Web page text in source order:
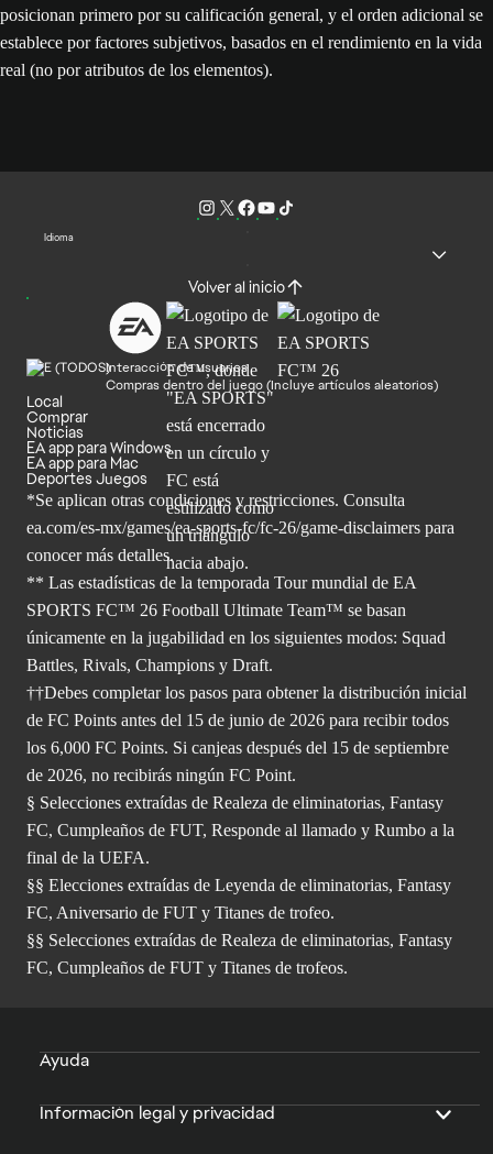
posicionan primero por su calificación general, y el orden adicional se
establece por factores subjetivos, basados en el rendimiento en la vida
real (no por atributos de los elementos).
Idioma
Volver al inicio
Interacción de usuarios
Compras dentro del juego (Incluye artículos aleatorios)
Local
Comprar
Noticias
EA app para Windows
EA app para Mac
Deportes Juegos
*Se aplican otras condiciones y restricciones. Consulta
ea.com/es-mx/games/ea-sports-fc/fc-26/game-disclaimers para
conocer más detalles.
** Las estadísticas de la temporada Tour mundial de EA
SPORTS FC™ 26 Football Ultimate Team™ se basan
únicamente en la jugabilidad en los siguientes modos: Squad
Battles, Rivals, Champions y Draft.
††Debes completar los pasos para obtener la distribución inicial
de FC Points antes del 15 de junio de 2026 para recibir todos
los 6,000 FC Points. Si canjeas después del 15 de septiembre
de 2026, no recibirás ningún FC Point.
§ Selecciones extraídas de Realeza de eliminatorias, Fantasy
FC, Cumpleaños de FUT, Responde al llamado y Rumbo a la
final de la UEFA.
§§ Elecciones extraídas de Leyenda de eliminatorias, Fantasy
FC, Aniversario de FUT y Titanes de trofeo.
§§ Selecciones extraídas de Realeza de eliminatorias, Fantasy
FC, Cumpleaños de FUT y Titanes de trofeos.
Ayuda
Información legal y privacidad